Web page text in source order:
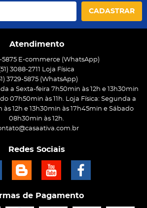
CADASTRAR
Atendimento
5875 E-commerce (WhatsApp)
3088-2711 Loja Física
3729-5875 (WhatsApp)
a Sexta-feira 7h50min às 12h e 13h30min
07h50min às 11h. Loja Física: Segunda a
às 12h e 13h30min às 17h45min e Sábado
08h30min às 12h.
Redes Sociais
de Pagamento